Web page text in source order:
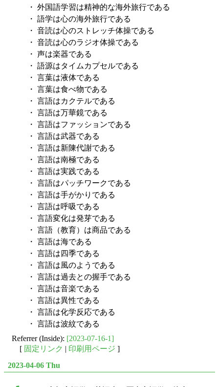
・ 外国語学習は精神的な海外旅行である
・ 語学は心の海外旅行である
・ 音読は心のストレッチ体操である
・ 音読は心のラジオ体操である
・ 声は楽器である
・ 語源はタイムカプセルである
・ 言葉は液体である
・ 言葉は食べ物である
・ 言語はカクテルである
・ 言語は万華鏡である
・ 言語はファッションである
・ 言語は武器である
・ 言語は新陳代謝である
・ 言語は南極である
・ 言語は実践である
・ 言語はパッチワークである
・ 言語は手がかりである
・ 言語は呼吸である
・ 言語変化は発芽である
・ 言語（教育）は商品である
・ 言語は海である
・ 言語は四季である
・ 言語は風のようである
・ 言語は過去との握手である
・ 言語は音楽である
・ 言語は異性である
・ 言語は化学反応である
・ 言語は波紋である
Referrer (Inside): [2023-07-16-1]
[ 固定リンク | 印刷用ページ ]
2023-04-06 Thu